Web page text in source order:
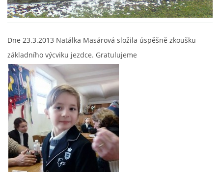
VIDEA
NOVÝ PŘEKÁŽKOVÝ MATERIÁL
CENÍK SLUŽEB
PŘISPĚVEK ČUS KARVINA -PODPORA SPORTU V
MORAVSKOSLEZSKÉM KRAJI
Dne 23.3.2013 Natálka Masárová složila úspěšně zkoušku
základního výcviku jezdce. Gratulujeme